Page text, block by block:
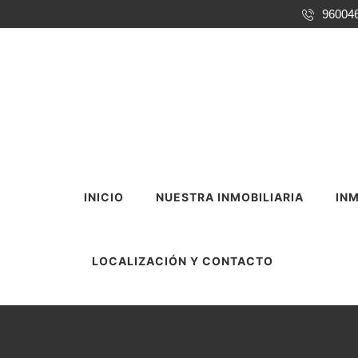
INICIO NUESTRA INMOBILIARIA
LOCALIZACIÓN Y CONTACTO